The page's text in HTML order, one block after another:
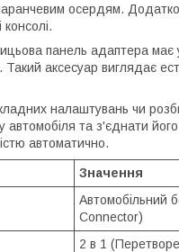
осердям.
панель адаптера має
аксесуар виглядає
налаштувань чи
автомобіля та з'єднати
автоматично.
Значення
Автомобільний
Connector)
2 в 1